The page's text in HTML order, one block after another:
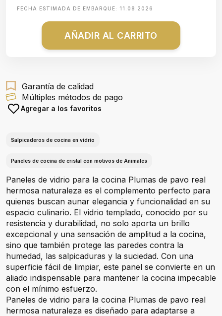
FECHA ESTIMADA DE EMBARQUE: 11.08.2026
AÑADIR AL CARRITO
Garantía de calidad
Múltiples métodos de pago
Agregar a los favoritos
Salpicaderos de cocina en vidrio
Paneles de cocina de cristal con motivos de Animales
Paneles de vidrio para la cocina Plumas de pavo real
hermosa naturaleza es el complemento perfecto para
quienes buscan aunar elegancia y funcionalidad en su
espacio culinario. El vidrio templado, conocido por su
resistencia y durabilidad, no solo aporta un brillo
excepcional y una sensación de amplitud a la cocina,
sino que también protege las paredes contra la
humedad, las salpicaduras y la suciedad. Con una
superficie fácil de limpiar, este panel se convierte en un
aliado indispensable para mantener la cocina impecable
con el mínimo esfuerzo.
Paneles de vidrio para la cocina Plumas de pavo real
hermosa naturaleza es diseñado para adaptarse a